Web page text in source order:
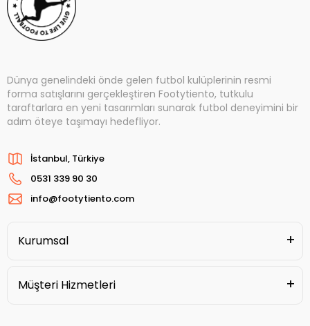
Dünya genelindeki önde gelen futbol kulüplerinin resmi
forma satışlarını gerçekleştiren Footytiento, tutkulu
taraftarlara en yeni tasarımları sunarak futbol deneyimini bir
adım öteye taşımayı hedefliyor.
İstanbul, Türkiye
0531 339 90 30
info@footytiento.com
Kurumsal
Müşteri Hizmetleri